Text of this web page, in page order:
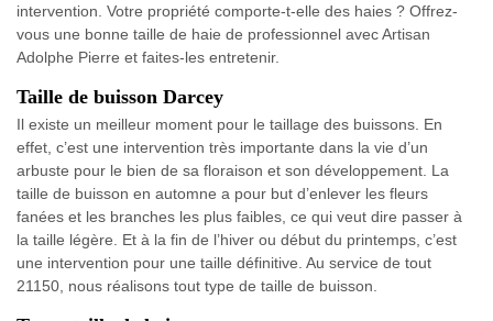
intervention. Votre propriété comporte-t-elle des haies ? Offrez-
vous une bonne taille de haie de professionnel avec Artisan
Adolphe Pierre et faites-les entretenir.
Taille de buisson Darcey
Il existe un meilleur moment pour le taillage des buissons. En
effet, c’est une intervention très importante dans la vie d’un
arbuste pour le bien de sa floraison et son développement. La
taille de buisson en automne a pour but d’enlever les fleurs
fanées et les branches les plus faibles, ce qui veut dire passer à
la taille légère. Et à la fin de l’hiver ou début du printemps, c’est
une intervention pour une taille définitive. Au service de tout
21150, nous réalisons tout type de taille de buisson.